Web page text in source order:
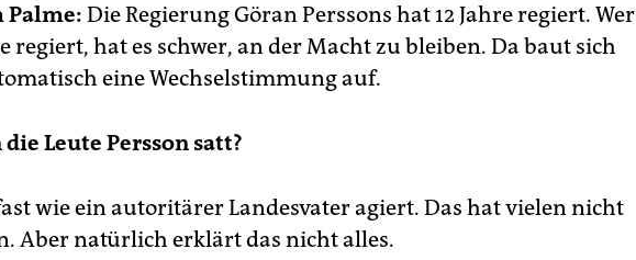
Palme: Die Regierung Göran Perssons hat 12 Jahre regiert. Wer
regiert, hat es schwer, an der Macht zu bleiben. Da baut sich
eine Wechselstimmung auf.
Leute Persson satt?
wie ein autoritärer Landesvater agiert. Das hat vielen nicht
Aber natürlich erklärt das nicht alles.